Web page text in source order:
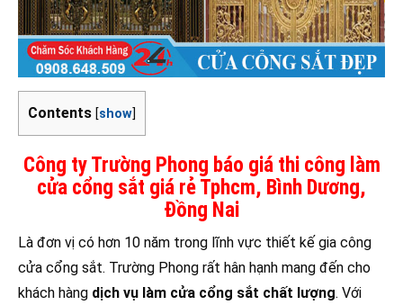
Contents [show]
Công ty Trường Phong báo giá thi công làm
cửa cổng sắt giá rẻ Tphcm, Bình Dương,
Đồng Nai
Là đơn vị có hơn 10 năm trong lĩnh vực thiết kế gia công
cửa cổng sắt. Trường Phong rất hân hạnh mang đến cho
khách hàng dịch vụ làm cửa cổng sắt chất lượng. Với